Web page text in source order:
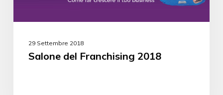
29 Settembre 2018
Salone del Franchising 2018